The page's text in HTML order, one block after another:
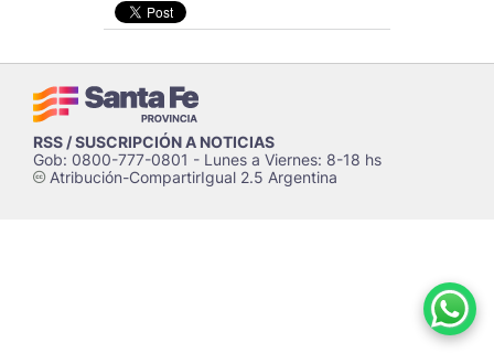
RSS / SUSCRIPCIÓN A NOTICIAS
Gob: 0800-777-0801 - Lunes a Viernes: 8-18 hs
cAtribución-CompartirIgual 2.5 Argentina